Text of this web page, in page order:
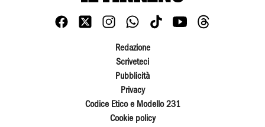
Redazione
Scriveteci
Pubblicità
Privacy
Codice Etico e Modello 231
Cookie policy